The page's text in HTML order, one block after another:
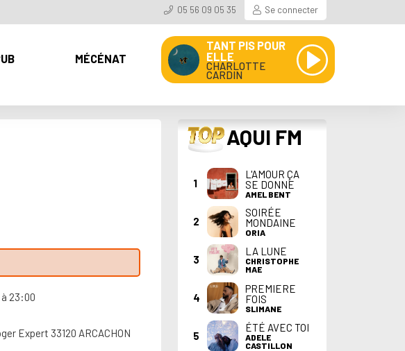
05 56 09 05 35 Se connecter
MÉCÉNAT
TANT PIS POUR
ELLE
CHARLOTTE
CARDIN
23:00
Expert 33120 ARCACHON
TOP AQUI FM
1
L'AMOUR ÇA
SE DONNE
AMEL BENT
2
SOIRÉE
MONDAINE
ORIA
3
LA LUNE
CHRISTOPHE
MAE
4
PREMIERE
FOIS
SLIMANE
5
ÉTÉ AVEC TOI
ADELE
CASTILLON